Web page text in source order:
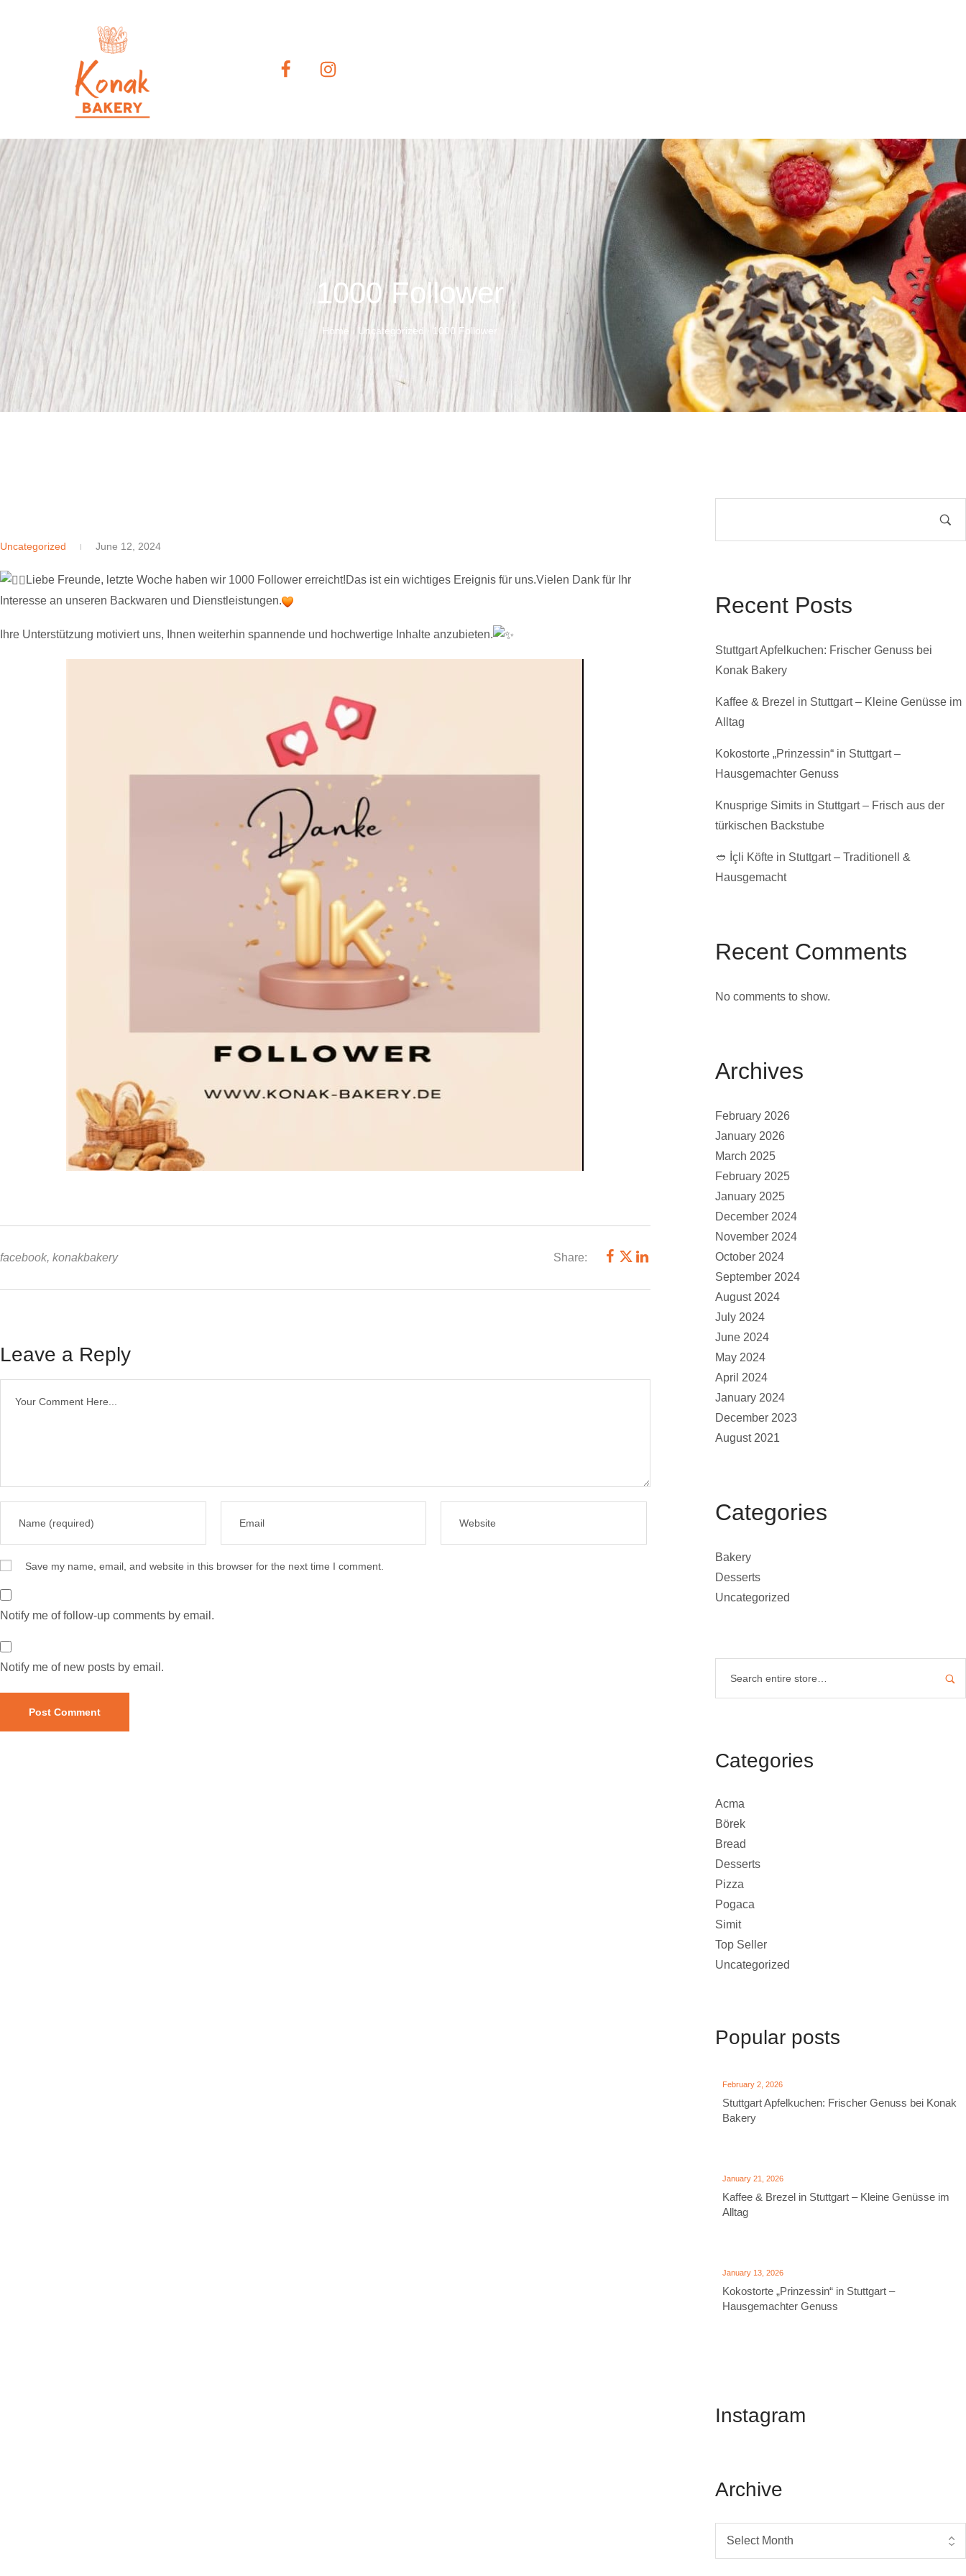
1000 Follower
Home Uncategorized / 1000 Follower
Uncategorized June 12, 2024
Liebe Freunde, letzte Woche haben wir 1000 Follower erreicht!Das ist ein wichtiges Ereignis für uns.Vielen Dank für Ihr
Interesse an unseren Backwaren und Dienstleistungen.
Ihre Unterstützung motiviert uns, Ihnen weiterhin spannende und hochwertige Inhalte anzubieten.
facebook, konakbakery Share:
Leave a Reply
Save my name, email, and website in this browser for the next time I comment.
Notify me of follow-up comments by email.
Notify me of new posts by email.
Recent Posts
Stuttgart Apfelkuchen: Frischer Genuss bei
Konak Bakery
Kaffee & Brezel in Stuttgart – Kleine Genüsse im
Alltag
Kokostorte „Prinzessin“ in Stuttgart –
Hausgemachter Genuss
Knusprige Simits in Stuttgart – Frisch aus der
türkischen Backstube
🥙 İçli Köfte in Stuttgart – Traditionell &
Hausgemacht
Recent Comments
No comments to show.
Archives
February 2026
January 2026
March 2025
February 2025
January 2025
December 2024
November 2024
October 2024
September 2024
August 2024
July 2024
June 2024
May 2024
April 2024
January 2024
December 2023
August 2021
Categories
Bakery
Desserts
Uncategorized
Categories
Acma
Börek
Bread
Desserts
Pizza
Pogaca
Simit
Top Seller
Uncategorized
Popular posts
February 2, 2026
Stuttgart Apfelkuchen: Frischer Genuss bei Konak
Bakery
January 21, 2026
Kaffee & Brezel in Stuttgart – Kleine Genüsse im
Alltag
January 13, 2026
Kokostorte „Prinzessin“ in Stuttgart –
Hausgemachter Genuss
Instagram
Archive